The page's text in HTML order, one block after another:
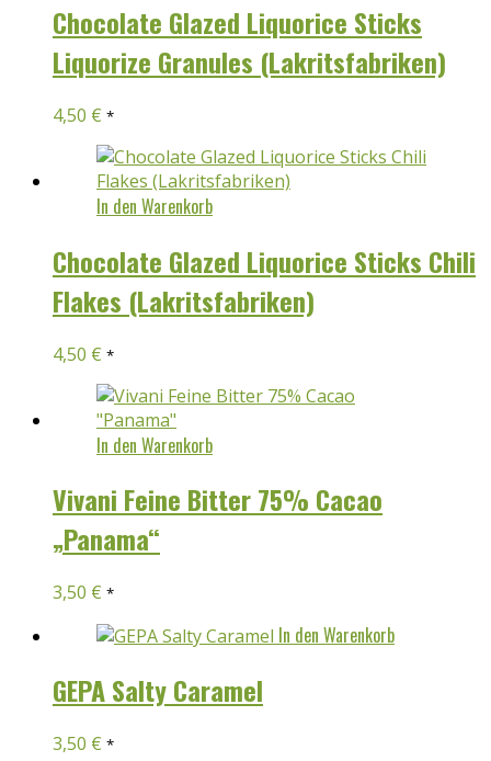
Chocolate Glazed Liquorice Sticks
Liquorize Granules (Lakritsfabriken)
4,50 € *
In den Warenkorb
Chocolate Glazed Liquorice Sticks Chili
Flakes (Lakritsfabriken)
4,50 € *
In den Warenkorb
Vivani Feine Bitter 75% Cacao
„Panama“
3,50 € *
In den Warenkorb
GEPA Salty Caramel
3,50 € *